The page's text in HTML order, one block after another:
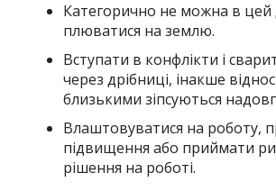
Категорично не можна в цей
плюватися на землю.
Вступати в конфлікти і
через дрібниці, інакше
близькими зіпсуються
Влаштовуватися на роботу,
підвищення або приймати
рішення на роботі.